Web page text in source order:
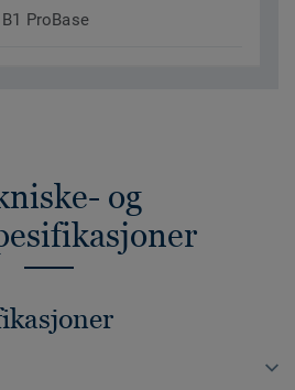
B1 ProBase
og